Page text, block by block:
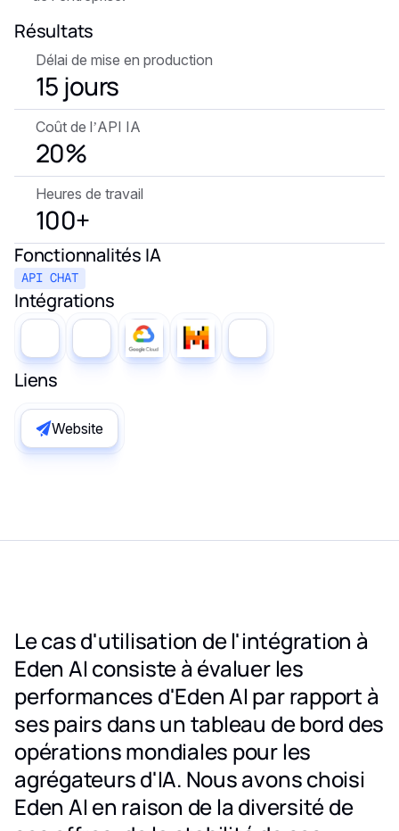
Résultats
Délai de mise en production
15 jours
Coût de l’API IA
20%
Heures de travail
100+
Fonctionnalités IA
API CHAT
Intégrations
Liens
Website
Le cas d'utilisation de l'intégration à
Eden AI consiste à évaluer les
performances d'Eden AI par rapport à
ses pairs dans un tableau de bord des
opérations mondiales pour les
agrégateurs d'IA. Nous avons choisi
Eden AI en raison de la diversité de